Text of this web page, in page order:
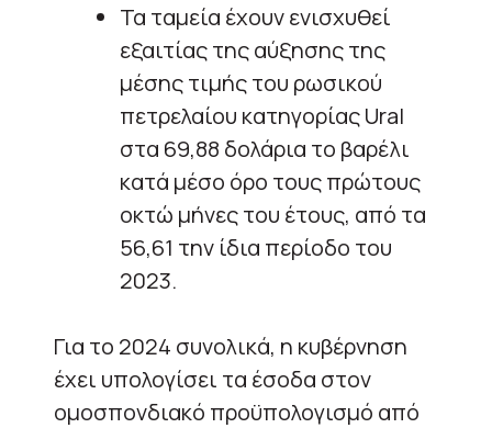
Τα ταμεία έχουν ενισχυθεί
εξαιτίας της αύξησης της
μέσης τιμής του ρωσικού
πετρελαίου κατηγορίας Ural
στα 69,88 δολάρια το βαρέλι
κατά μέσο όρο τους πρώτους
οκτώ μήνες του έτους, από τα
56,61 την ίδια περίοδο του
2023.
Για το 2024 συνολικά, η κυβέρνηση
έχει υπολογίσει τα έσοδα στον
ομοσπονδιακό προϋπολογισμό από